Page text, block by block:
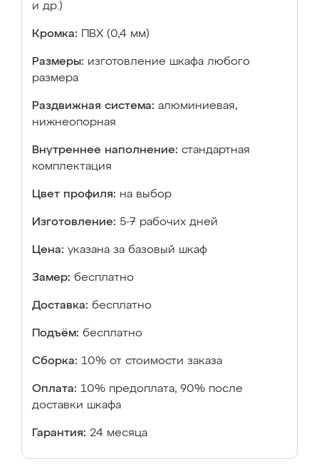
и др.)
Кромка: ПВХ (0,4 мм)
Размеры: изготовление шкафа любого
размера
Раздвижная система: алюминиевая,
нижнеопорная
Внутреннее наполнение: стандартная
комплектация
Цвет профиля: на выбор
Изготовление: 5-7 рабочих дней
Цена: указана за базовый шкаф
Замер: бесплатно
Доставка: бесплатно
Подъём: бесплатно
Сборка: 10% от стоимости заказа
Оплата: 10% предоплата, 90% после
доставки шкафа
Гарантия: 24 месяца